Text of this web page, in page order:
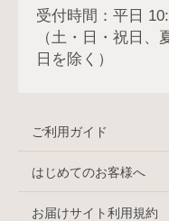
受付時間：平日
（土・日・祝日
日を除く）
ご利用ガイド
はじめてのお客様へ
お届けサイト利用規約